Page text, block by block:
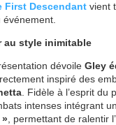
First Descendant vient
au style inimitable
dévoile Gley
inspiré des
. Fidèle à l’esprit
intenses intégrant
» , permettant de ralentir